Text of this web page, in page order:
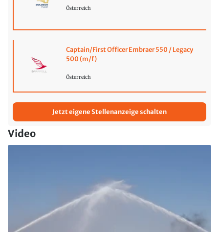
Österreich
Captain/First Officer Embraer 550 / Legacy
500 (m/f)
Österreich
Jetzt eigene Stellenanzeige schalten
Video